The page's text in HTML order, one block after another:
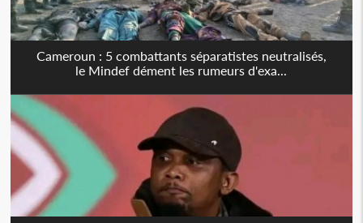
Cameroun : 5 combattants séparatistes neutralisés,
le Mindef dément les rumeurs d'exa...